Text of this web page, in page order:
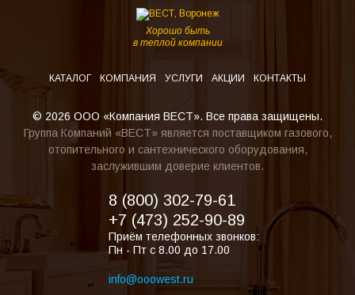
Хорошо быть
в теплой компании
КАТАЛОГ КОМПАНИЯ УСЛУГИ АКЦИИ КОНТАКТЫ
© 2026 ООО «Компания ВЕСТ». Все права защищены.
Группа Компаний «ВЕСТ» является поставщиком газового,
отопительного и сантехнического оборудования,
заслужившим доверие клиентов.
8 (800) 302-79-61
+7 (473) 252-90-89
Приём телефонных звонков:
Пн - Пт с 8.00 до 17.00
info@ooowest.ru